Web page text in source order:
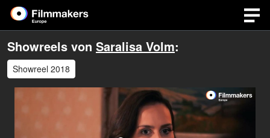
Showreels von Saralisa Volm:
Showreel 2018